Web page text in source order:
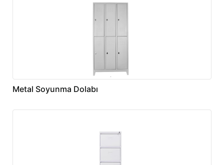
Metal Soyunma Dolabı